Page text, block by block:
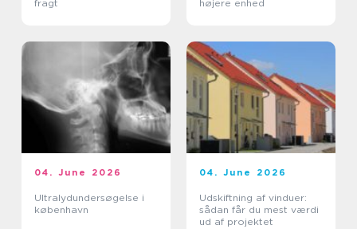
fragt højere enhed
04. June 2026
Ultralydundersøgelse i
københavn
04. June 2026
Udskiftning af vinduer:
sådan får du mest værdi
ud af projektet